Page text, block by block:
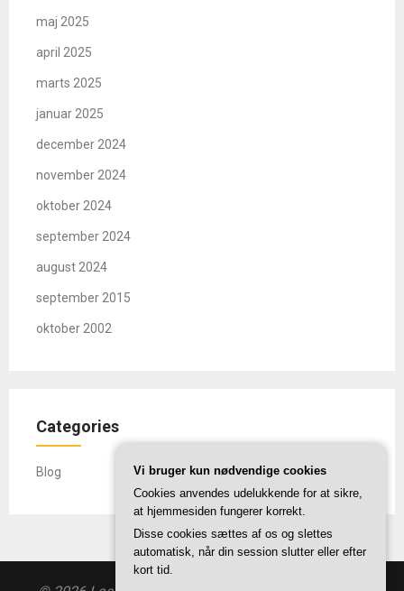
maj 2025
april 2025
marts 2025
januar 2025
december 2024
november 2024
oktober 2024
september 2024
august 2024
september 2015
oktober 2002
Categories
Blog
Vi bruger kun nødvendige cookies
Cookies anvendes udelukkende for at sikre,
at hjemmesiden fungerer korrekt.
Disse cookies sættes af os og slettes
automatisk, når din session slutter eller efter
kort tid.